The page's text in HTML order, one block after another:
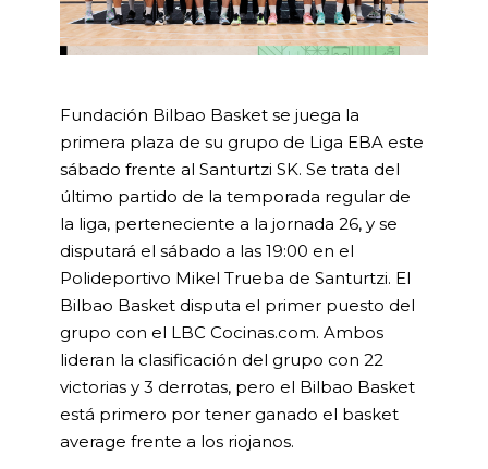
Fundación Bilbao Basket se juega la
primera plaza de su grupo de Liga EBA este
sábado frente al Santurtzi SK. Se trata del
último partido de la temporada regular de
la liga, perteneciente a la jornada 26, y se
disputará el sábado a las 19:00 en el
Polideportivo Mikel Trueba de Santurtzi. El
Bilbao Basket disputa el primer puesto del
grupo con el LBC Cocinas.com. Ambos
lideran la clasificación del grupo con 22
victorias y 3 derrotas, pero el Bilbao Basket
está primero por tener ganado el basket
average frente a los riojanos.